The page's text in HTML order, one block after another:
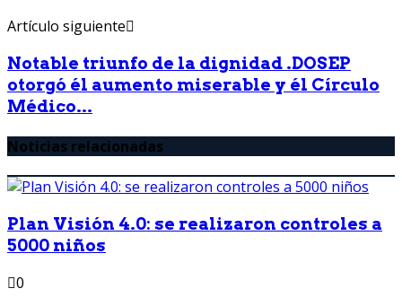
Artículo siguiente
Notable triunfo de la dignidad .DOSEP
otorgó él aumento miserable y él Círculo
Médico...
Noticias relacionadas
Plan Visión 4.0: se realizaron controles a
5000 niños
0